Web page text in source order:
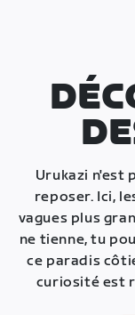
Urukazi n'est
reposer. Ici,
vagues plus
ne tienne, tu
ce paradis
curiosité est